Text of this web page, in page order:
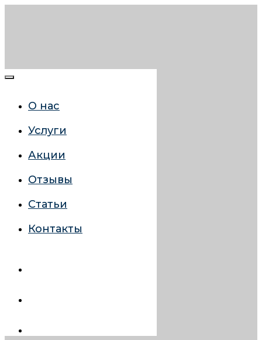
О нас
Услуги
Акции
Отзывы
Статьи
Контакты